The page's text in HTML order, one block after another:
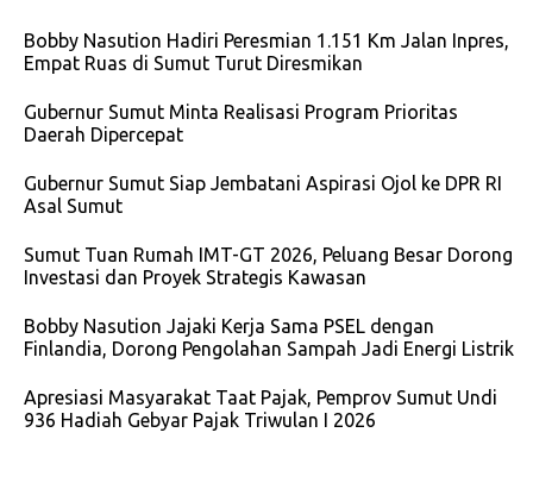
Bobby Nasution Hadiri Peresmian 1.151 Km Jalan Inpres,
Empat Ruas di Sumut Turut Diresmikan
Gubernur Sumut Minta Realisasi Program Prioritas
Daerah Dipercepat
Gubernur Sumut Siap Jembatani Aspirasi Ojol ke DPR RI
Asal Sumut
Sumut Tuan Rumah IMT-GT 2026, Peluang Besar Dorong
Investasi dan Proyek Strategis Kawasan
Bobby Nasution Jajaki Kerja Sama PSEL dengan
Finlandia, Dorong Pengolahan Sampah Jadi Energi Listrik
Apresiasi Masyarakat Taat Pajak, Pemprov Sumut Undi
936 Hadiah Gebyar Pajak Triwulan I 2026